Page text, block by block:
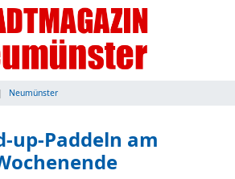
Neumünster
up-Paddeln am